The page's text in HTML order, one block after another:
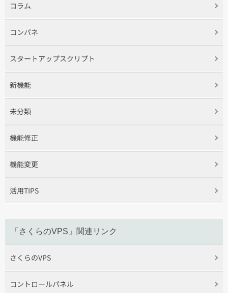
コラム
コンパネ
スタートアップスクリプト
新機能
未分類
機能修正
機能変更
活用TIPS
「さくらのVPS」関連リンク
さくらのVPS
コントロールパネル